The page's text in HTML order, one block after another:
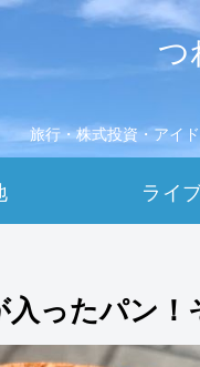
つ
旅行・株式投資・アイ
ライ
ったパン！